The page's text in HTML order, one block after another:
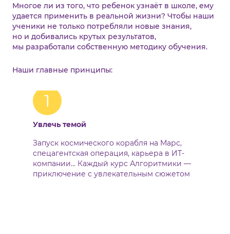
Многое ли из того, что ребенок узнаёт в школе, ему
удается применить в реальной жизни? Чтобы наши
ученики не только потребляли новые знания,
но и добивались крутых результатов,
мы разработали собственную методику обучения.
Наши главные принципы:
1
Увлечь темой
Запуск космического корабля на Марс,
спецагентская операция, карьера в ИТ-
компании... Каждый курс Алгоритмики —
приключение с увлекательным сюжетом